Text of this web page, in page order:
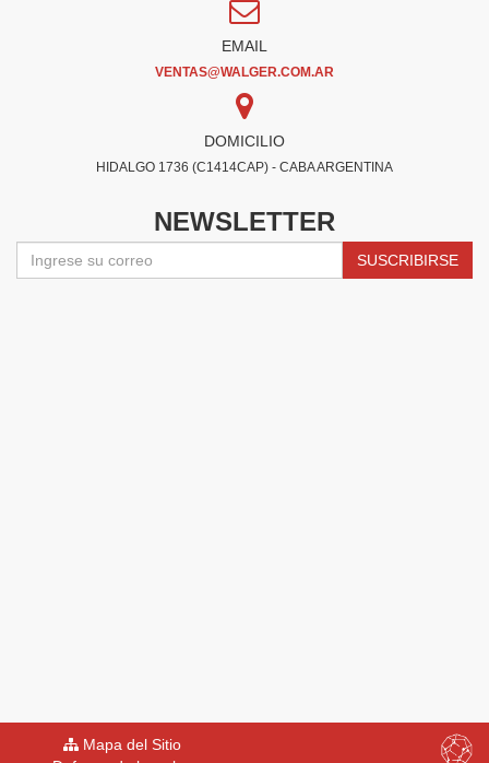
EMAIL
VENTAS@WALGER.COM.AR
DOMICILIO
HIDALGO 1736 (C1414CAP) - CABA ARGENTINA
NEWSLETTER
SUSCRIBIRSE
Mapa del Sitio